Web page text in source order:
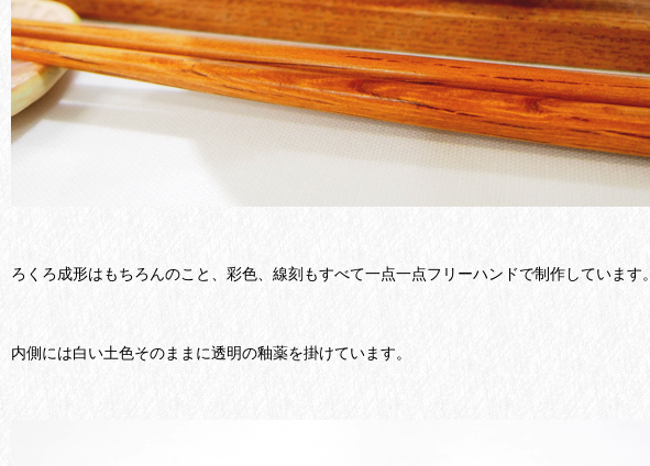
ろくろ成形はもちろんのこと、彩色、線刻もすべて一点一点フリーハンドで制作しています。
内側には白い土色そのままに透明の釉薬を掛けています。